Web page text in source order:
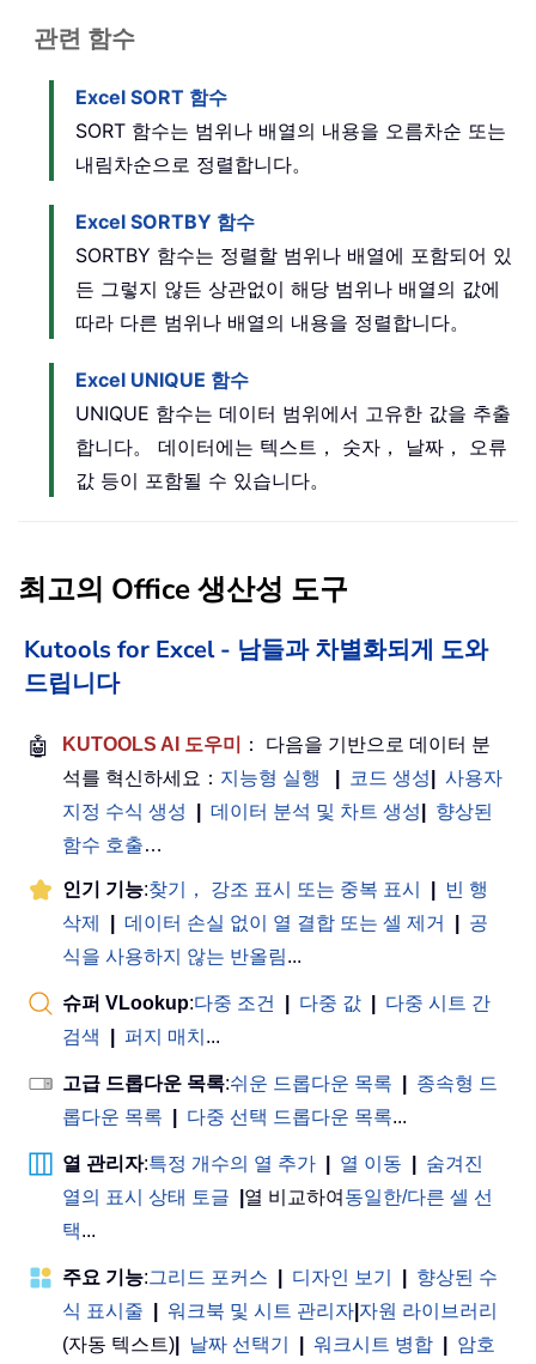
관련 함수
Excel SORT 함수
SORT 함수는 범위나 배열의 내용을 오름차순 또는
내림차순으로 정렬합니다。
Excel SORTBY 함수
SORTBY 함수는 정렬할 범위나 배열에 포함되어 있
든 그렇지 않든 상관없이 해당 범위나 배열의 값에
따라 다른 범위나 배열의 내용을 정렬합니다。
Excel UNIQUE 함수
UNIQUE 함수는 데이터 범위에서 고유한 값을 추출
합니다。 데이터에는 텍스트， 숫자， 날짜， 오류
값 등이 포함될 수 있습니다。
최고의 Office 생산성 도구
Kutools for Excel - 남들과 차별화되게 도와
드립니다
🤖 KUTOOLS AI 도우미
： 다음을 기반으로 데이터 분
석를 혁신하세요： 지능형 실행 코드 생성
사용자
지정 수식 생성
데이터 분석 및 차트 생성
향상된
함수 호출…
인기 기능:찾기， 강조 표시 또는 중복 표시
빈 행
삭제
데이터 손실 없이 열 결합 또는 셀 제거
공
식을 사용하지 않는 반올림...
슈퍼 VLookup:다중 조건 다중 값
다중 시트 간
검색
퍼지 매치 ...
고급 드롭다운 목록:쉬운 드롭다운 목록
종속형 드
롭다운 목록
다중 선택 드롭다운 목록...
열 관리자:특정 개수의 열 추가 열 이동
숨겨진
열의 표시 상태 토글
열 비교하여 동일한/다른 셀 선
택...
주요 기능:그리드 포커스 디자인 보기
향상된 수
식 표시줄
워크북 및 시트 관리자 자원 라이브러리
(자동 텍스트)
날짜 선택기 워크시트 병합
암호